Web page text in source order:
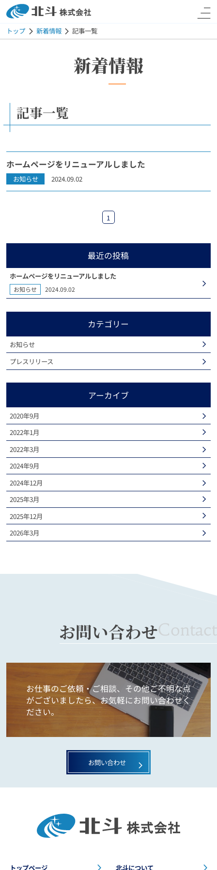
北斗株式会社
トップ 新着情報 記事一覧
新着情報
記事一覧
ホームページをリニューアルしました
お知らせ 2024.09.02
1
最近の投稿
ホームページをリニューアルしました
お知らせ 2024.09.02
カテゴリー
お知らせ
プレスリリース
アーカイブ
2020年9月
2022年1月
2022年3月
2024年9月
2024年12月
2025年3月
2025年12月
2026年3月
お問い合わせ
お仕事のご依頼・ご相談、その他ご不明な点
がございましたら、お気軽にお問い合わせく
ださい。
お問い合わせ
トップページ 北斗について